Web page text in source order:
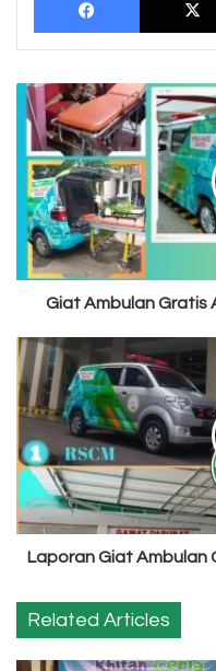
Giat
Ambulan
Gratis
Al
Ummahat
Senin
Mei
2023
Giat Ambulan Gratis
Laporan
Giat
Ambulan
Gratis
Al
Ummahat,
26
Mei
2023
Laporan Giat Ambulan
Related Articles